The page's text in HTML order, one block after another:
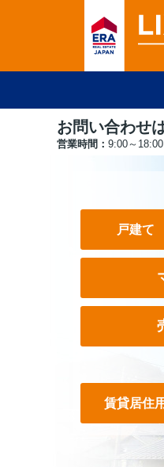
お問い合わせ
営業時間： 9:00～18:00
戸建て
賃貸居住用